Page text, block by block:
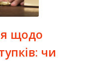
щодо
чи